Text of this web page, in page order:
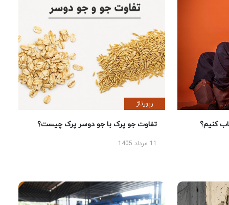
کنیم؟
رپورتاژ
تفاوت جو پرک با جو دوسر پرک چیست؟